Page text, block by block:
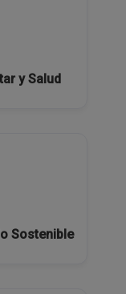
y Salud
Sostenible